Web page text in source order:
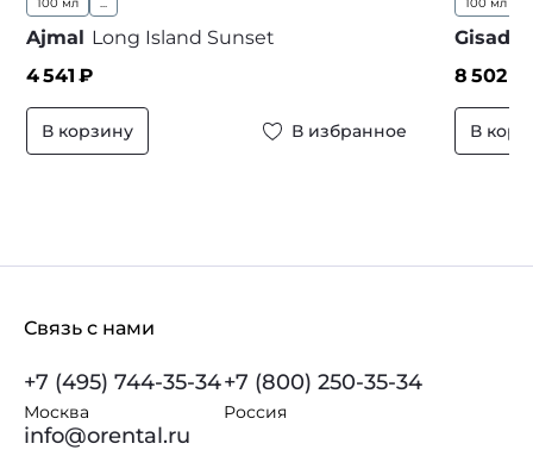
Ajmal Long Island Sunset
4 541 ₽
В корзину В избранное
Gisada
8 502
В
Связь с нами
+7 (495) 744-35-34
Москва
+7 (800) 250-35-34
Россия
info@orental.ru